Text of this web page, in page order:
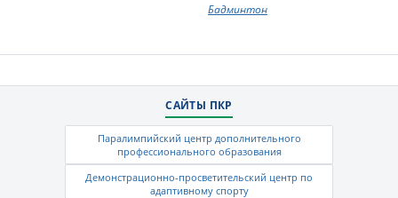
Бадминтон
САЙТЫ ПКР
Паралимпийский центр дополнительного
профессионального образования
Демонстрационно-просветительский центр по
адаптивному спорту